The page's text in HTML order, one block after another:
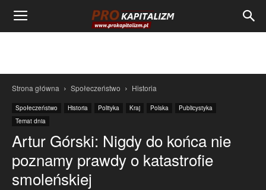
Strona główna Społeczeństwo Historia
Społeczeństwo Historia Polityka Kraj Polska
Publicystyka
Temat dnia
Artur Górski: Nigdy do końca nie
poznamy prawdy o katastrofie
smoleńskiej